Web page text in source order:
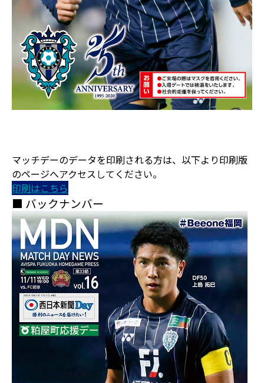
マッチデーのデータを印刷される方は、以下より印刷版
のページへアクセスしてください。
印刷はこちら
■ バックナンバー